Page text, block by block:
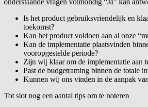
onderstaande vragen volmondig “Ja” kan
Is het product gebruiksvriendelijk en
toekomst?
Kan het product voldoen aan al onze
Kan de implementatie plaatsvinden
vooropgestelde periode?
Zijn wij klaar om de implementatie aan
Past de budgetraming binnen de totale
Kunnen wij ons vinden in de aanpak
Tot slot nog een aantal tips om te noteren